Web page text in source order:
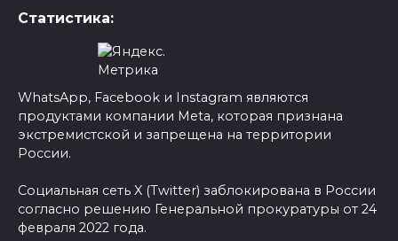
Статистика:
WhatsApp, Facebook и Instagram являются
продуктами компании Meta, которая признана
экстремистской и запрещена на территории
России.
Социальная сеть X (Twitter) заблокирована в России
согласно решению Генеральной прокуратуры от 24
февраля 2022 года.